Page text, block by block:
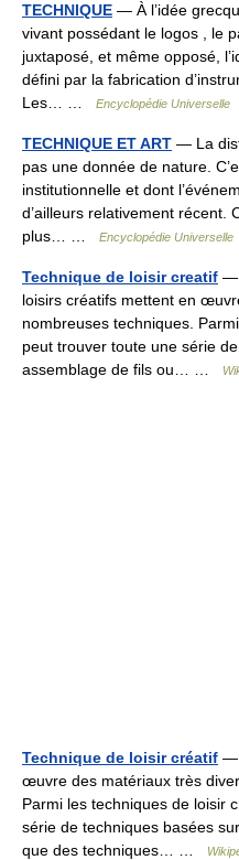
TECHNIQUE — À l’idée
vivant possédant le logos , le
juxtaposé, et même opposé,
défini par la fabrication
Les… …
Encyclopédie Universelle
TECHNIQUE ET ART — La
pas une donnée de nature.
institutionnelle et dont
d’ailleurs relativement récent.
plus… …
Encyclopédie Universelle
Technique de loisir creatif —
loisirs créatifs mettent en
nombreuses techniques.
peut trouver toute une série
assemblage de fils ou… …
Technique de loisir créatif —
œuvre des matériaux très
Parmi les techniques de loisir
série de techniques basées
que des techniques… …